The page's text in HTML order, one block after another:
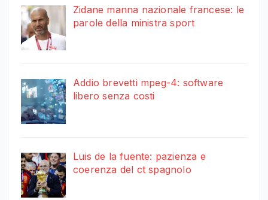
Zidane manna nazionale francese: le
parole della ministra sport
Addio brevetti mpeg-4: software
libero senza costi
Luis de la fuente: pazienza e
coerenza del ct spagnolo